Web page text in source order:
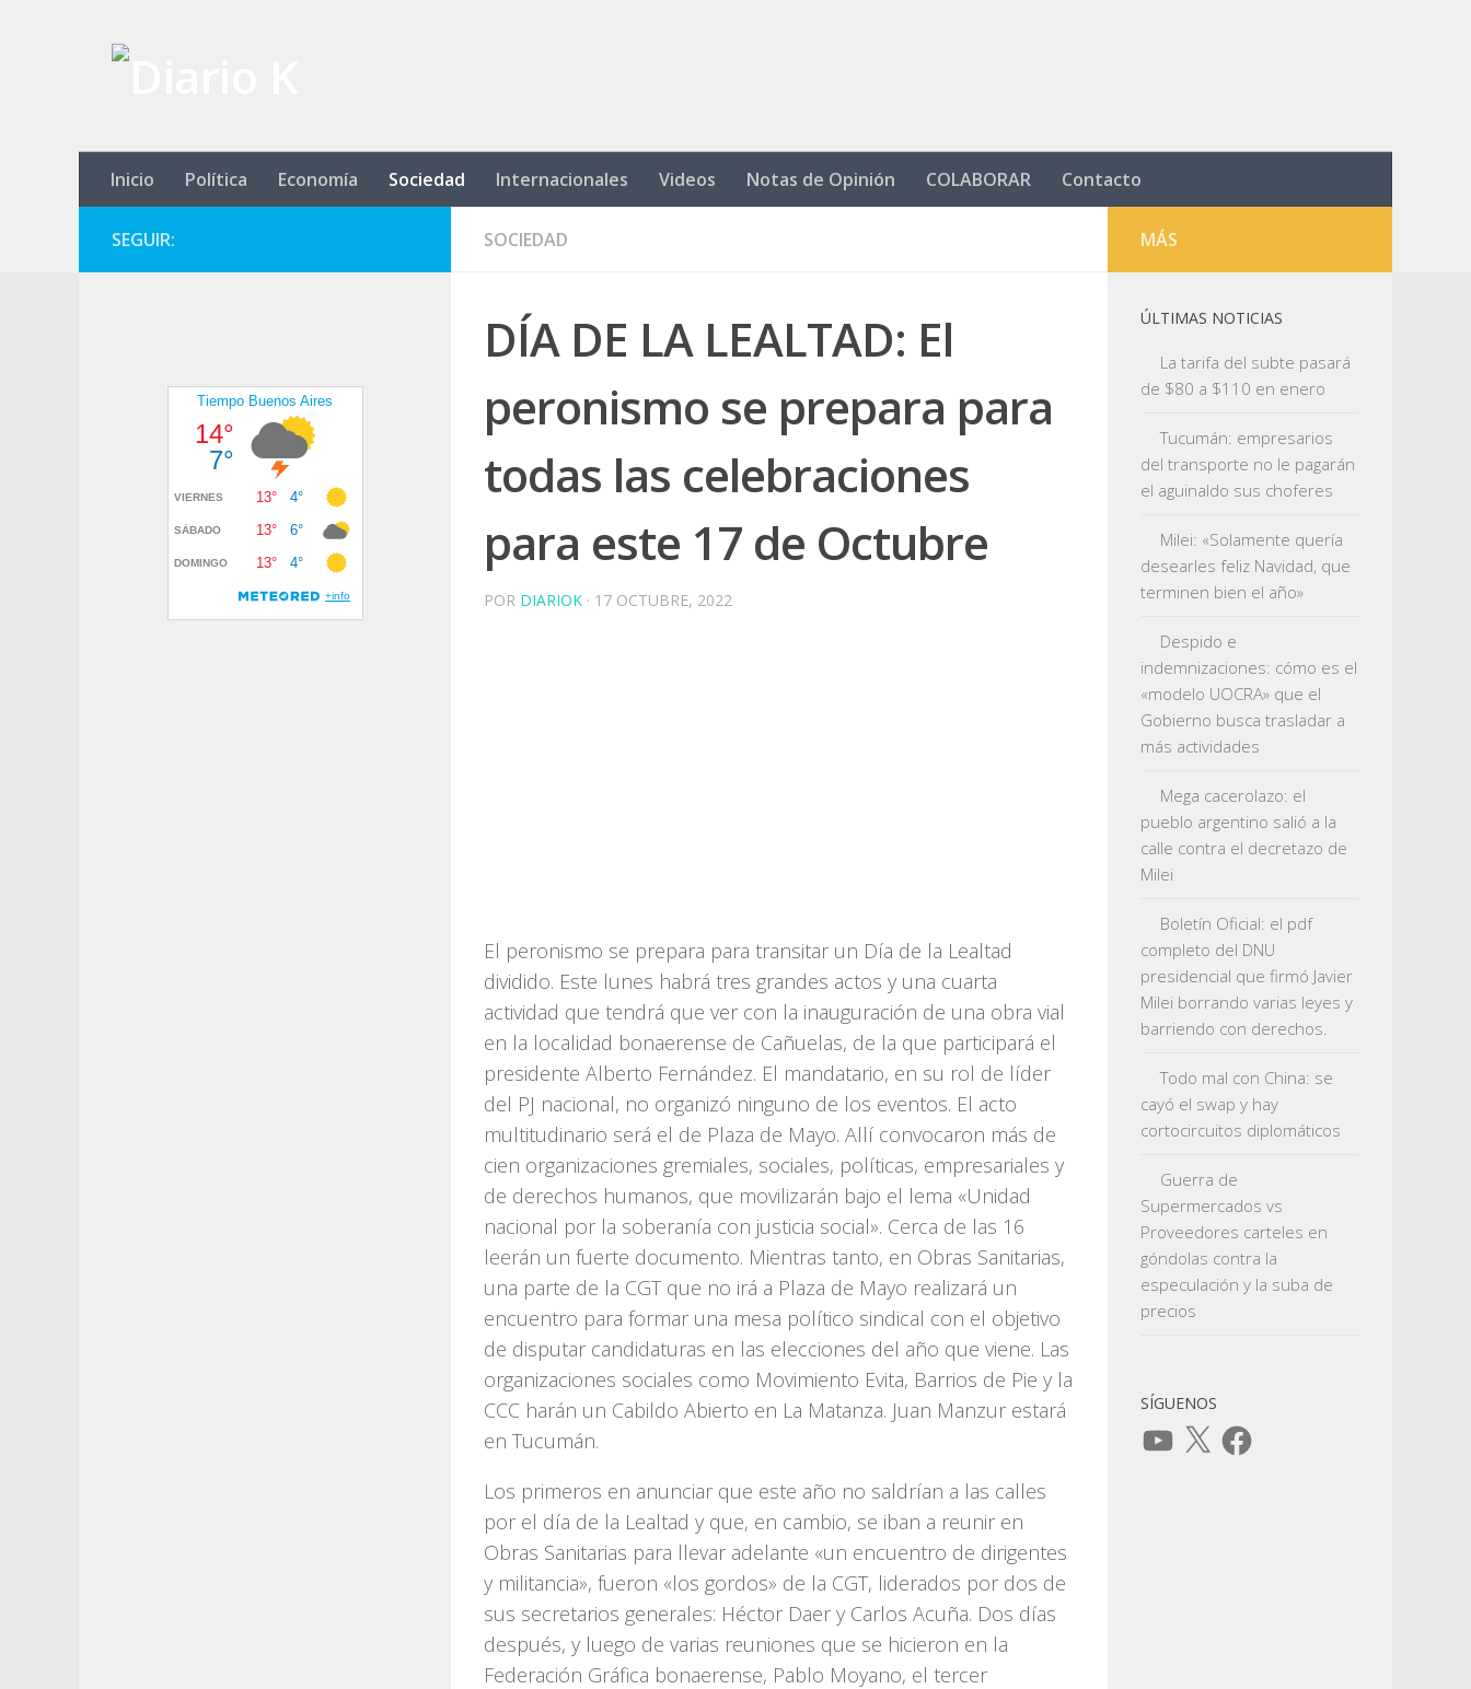
Inicio Política Economía Sociedad Internacionales Videos Notas de Opinión COLABORAR Contacto
SOCIEDAD
DÍA DE LA LEALTAD: El
peronismo se prepara para
todas las celebraciones
para este 17 de Octubre
POR DIARIOK · 17 OCTUBRE, 2022
El peronismo se prepara para transitar un Día de la Lealtad
dividido. Este lunes habrá tres grandes actos y una cuarta
actividad que tendrá que ver con la inauguración de una obra vial
en la localidad bonaerense de Cañuelas, de la que participará el
presidente Alberto Fernández. El mandatario, en su rol de líder
del PJ nacional, no organizó ninguno de los eventos. El acto
multitudinario será el de Plaza de Mayo. Allí convocaron más de
cien organizaciones gremiales, sociales, políticas, empresariales y
de derechos humanos, que movilizarán bajo el lema «Unidad
nacional por la soberanía con justicia social». Cerca de las 16
leerán un fuerte documento. Mientras tanto, en Obras Sanitarias,
una parte de la CGT que no irá a Plaza de Mayo realizará un
encuentro para formar una mesa político sindical con el objetivo
de disputar candidaturas en las elecciones del año que viene. Las
organizaciones sociales como Movimiento Evita, Barrios de Pie y la
CCC harán un Cabildo Abierto en La Matanza. Juan Manzur estará
en Tucumán.
Los primeros en anunciar que este año no saldrían a las calles
por el día de la Lealtad y que, en cambio, se iban a reunir en
Obras Sanitarias para llevar adelante «un encuentro de dirigentes
y militancia», fueron «los gordos» de la CGT, liderados por dos de
sus secretarios generales: Héctor Daer y Carlos Acuña. Dos días
después, y luego de varias reuniones que se hicieron en la
Federación Gráfica bonaerense, Pablo Moyano, el tercer
SEGUIR: MÁS
ÚLTIMAS NOTICIAS
La tarifa del subte pasará
de $80 a $110 en enero
Tucumán: empresarios
del transporte no le pagarán
el aguinaldo sus choferes
Milei: «Solamente quería
desearles feliz Navidad, que
terminen bien el año»
Despido e
indemnizaciones: cómo es el
«modelo UOCRA» que el
Gobierno busca trasladar a
más actividades
Mega cacerolazo: el
pueblo argentino salió a la
calle contra el decretazo de
Milei
Boletín Oficial: el pdf
completo del DNU
presidencial que firmó Javier
Milei borrando varias leyes y
barriendo con derechos.
Todo mal con China: se
cayó el swap y hay
cortocircuitos diplomáticos
Guerra de
Supermercados vs
Proveedores carteles en
góndolas contra la
especulación y la suba de
precios
SÍGUENOS
YouTube
X Facebook